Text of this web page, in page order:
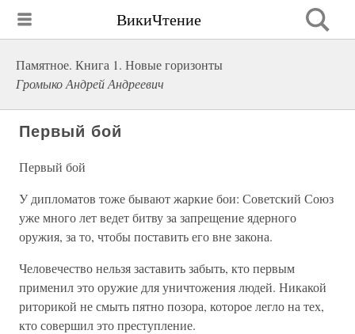
ВикиЧтение
Памятное. Книга 1. Новые горизонты
Громыко Андрей Андреевич
Первый бой
Первый бой
У дипломатов тоже бывают жаркие бои: Советский Союз
уже много лет ведет битву за запрещение ядерного
оружия, за то, чтобы поставить его вне закона.
Человечество нельзя заставить забыть, кто первым
применил это оружие для уничтожения людей. Никакой
риторикой не смыть пятно позора, которое легло на тех,
кто совершил это преступление.